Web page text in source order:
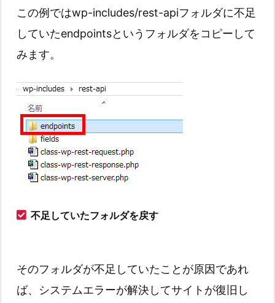
この例ではwp-includes/rest-apiフォルダに不足
していたendpointsというフォルダをコピーして
みます。
不足していたフォルダを戻す
そのフォルダが不足していたことが原因であれ
ば、システムエラーが解決してサイトが復旧し